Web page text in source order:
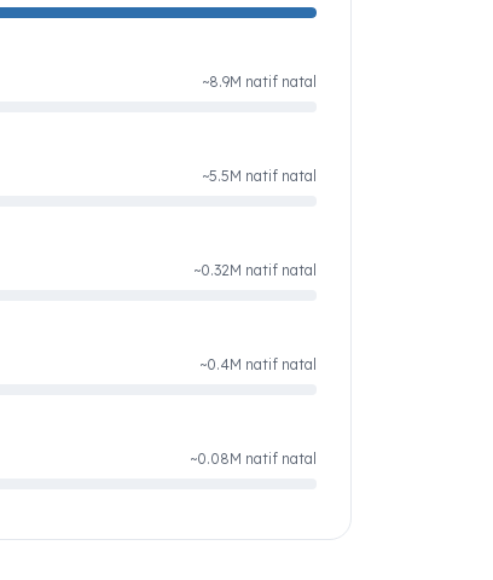
~8.9M natif natal
~5.5M natif natal
~0.32M natif natal
~0.4M natif natal
~0.08M natif natal